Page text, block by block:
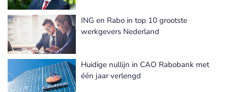
ING en Rabo in top 10 grootste
werkgevers Nederland
Huidige nullijn in CAO Rabobank met
één jaar verlengd